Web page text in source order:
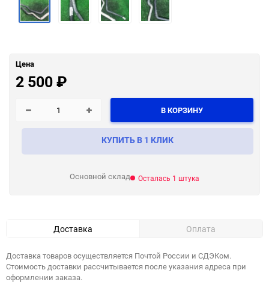
Цена
2 500₽
В КОРЗИНУ
КУПИТЬ В 1 КЛИК
Основной склад Осталась 1 штука
Доставка Оплата
Доставка товаров осуществляется Почтой России и СДЭКом.
Стоимость доставки рассчитывается после указания адреса при
оформлении заказа.